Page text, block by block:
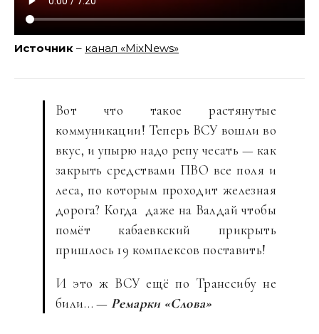
Источник – канал «MixNews»
Вот что такое растянутые
коммуникации! Теперь ВСУ вошли во
вкус, и упырю надо репу чесать — как
закрыть средствами ПВО все поля и
леса, по которым проходит железная
дорога? Когда даже на Валдай чтобы
помёт кабаевкский прикрыть
пришлось 19 комплексов поставить!
И это ж ВСУ ещё по Транссибу не
били… — Ремарки «Слова»